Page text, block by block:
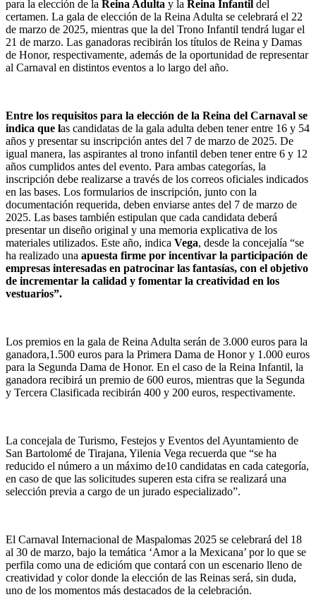
para la elección de la Reina Adulta y la Reina Infantil del
certamen. La gala de elección de la Reina Adulta se celebrará el 22
de marzo de 2025, mientras que la del Trono Infantil tendrá lugar el
21 de marzo. Las ganadoras recibirán los títulos de Reina y Damas
de Honor, respectivamente, además de la oportunidad de representar
al Carnaval en distintos eventos a lo largo del año.
Entre los requisitos para la elección de la Reina del Carnaval se
indica que las candidatas de la gala adulta deben tener entre 16 y 54
años y presentar su inscripción antes del 7 de marzo de 2025. De
igual manera, las aspirantes al trono infantil deben tener entre 6 y 12
años cumplidos antes del evento. Para ambas categorías, la
inscripción debe realizarse a través de los correos oficiales indicados
en las bases. Los formularios de inscripción, junto con la
documentación requerida, deben enviarse antes del 7 de marzo de
2025. Las bases también estipulan que cada candidata deberá
presentar un diseño original y una memoria explicativa de los
materiales utilizados. Este año, indica Vega, desde la concejalía “se
ha realizado una apuesta firme por incentivar la participación de
empresas interesadas en patrocinar las fantasías, con el objetivo
de incrementar la calidad y fomentar la creatividad en los
vestuarios”.
Los premios en la gala de Reina Adulta serán de 3.000 euros para la
ganadora,1.500 euros para la Primera Dama de Honor y 1.000 euros
para la Segunda Dama de Honor. En el caso de la Reina Infantil, la
ganadora recibirá un premio de 600 euros, mientras que la Segunda
y Tercera Clasificada recibirán 400 y 200 euros, respectivamente.
La concejala de Turismo, Festejos y Eventos del Ayuntamiento de
San Bartolomé de Tirajana, Yilenia Vega recuerda que “se ha
reducido el número a un máximo de10 candidatas en cada categoría,
en caso de que las solicitudes superen esta cifra se realizará una
selección previa a cargo de un jurado especializado”.
El Carnaval Internacional de Maspalomas 2025 se celebrará del 18
al 30 de marzo, bajo la temática ‘Amor a la Mexicana’ por lo que se
perfila como una de edicióm que contará con un escenario lleno de
creatividad y color donde la elección de las Reinas será, sin duda,
uno de los momentos más destacados de la celebración.